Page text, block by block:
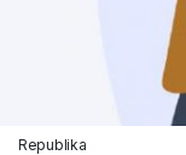
Republika